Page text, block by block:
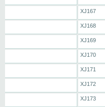
XJ167
XJ168
XJ169
XJ170
XJ171
XJ172
XJ173